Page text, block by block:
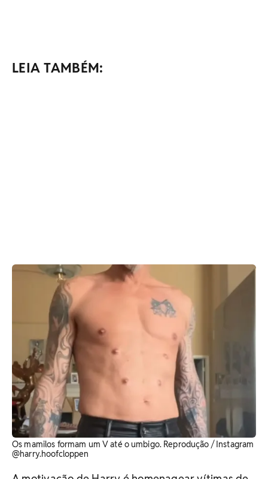
LEIA TAMBÉM:
Os mamilos formam um V até o umbigo. Reprodução / Instagram
@harry.hoofcloppen